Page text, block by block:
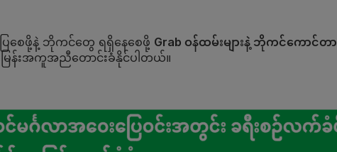
ေစေဖို့နဲ့ ဘိုကင်တွေ ရရှိနေစေဖို့ Grab ဝန်ထမ်းများနဲ့ ဘိုကင်ကောင်တာ
န်းအကူအညီတောင်းခံနိုင်ပါတယ်။